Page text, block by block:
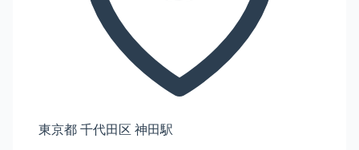
東京都 千代田区 神田駅